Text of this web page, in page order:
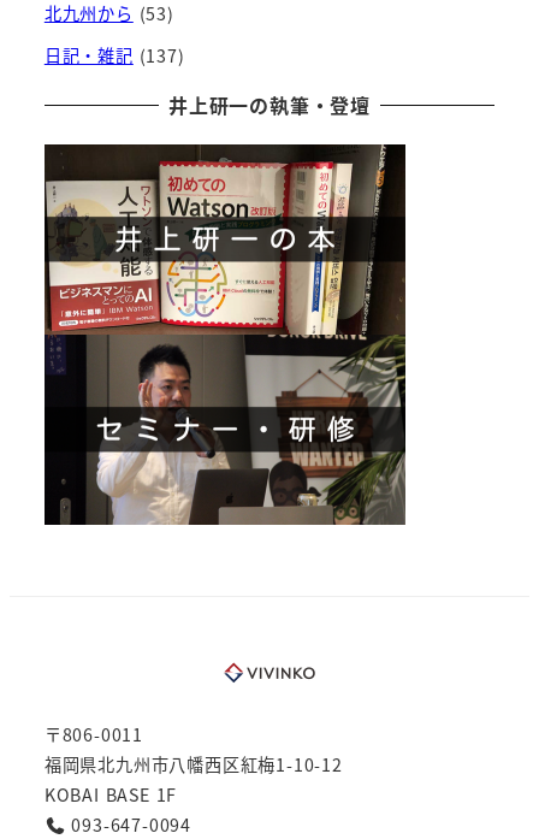
北九州から (53)
日記・雑記 (137)
井上研一の執筆・登壇
〒806-0011
福岡県北九州市八幡西区紅梅1-10-12
KOBAI BASE 1F
093-647-0094